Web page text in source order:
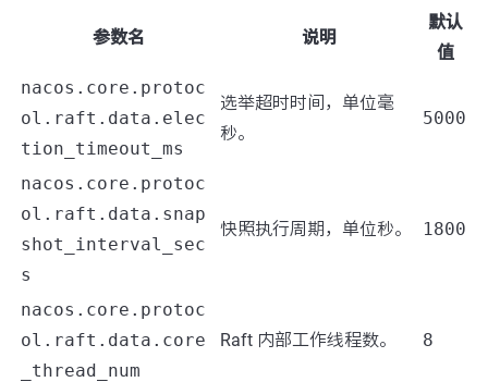
参数名 说明
默认
值
nacos.core.protoc
ol.raft.data.elec
tion_timeout_ms
选举超时时间，单位毫
秒。
5000
nacos.core.protoc
ol.raft.data.snap
shot_interval_sec
s
快照执行周期，单位秒。 1800
nacos.core.protoc
ol.raft.data.core
_thread_num
Raft 内部工作线程数。 8